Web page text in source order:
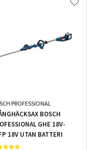
PROFESSIONAL
BOSCH
GHE 18V-
18V UTAN BATTERI